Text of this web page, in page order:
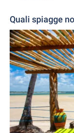
Quali spiagge